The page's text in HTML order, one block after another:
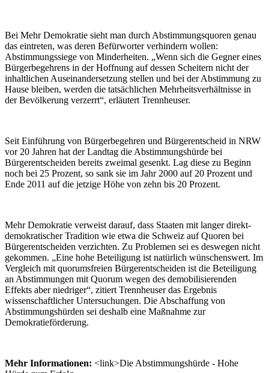
Bei Mehr Demokratie sieht man durch Abstimmungsquoren genau
das eintreten, was deren Befürworter verhindern wollen:
Abstimmungssiege von Minderheiten. „Wenn sich die Gegner eines
Bürgerbegehrens in der Hoffnung auf dessen Scheitern nicht der
inhaltlichen Auseinandersetzung stellen und bei der Abstimmung zu
Hause bleiben, werden die tatsächlichen Mehrheitsverhältnisse in
der Bevölkerung verzerrt“, erläutert Trennheuser.
Seit Einführung von Bürgerbegehren und Bürgerentscheid in NRW
vor 20 Jahren hat der Landtag die Abstimmungshürde bei
Bürgerentscheiden bereits zweimal gesenkt. Lag diese zu Beginn
noch bei 25 Prozent, so sank sie im Jahr 2000 auf 20 Prozent und
Ende 2011 auf die jetzige Höhe von zehn bis 20 Prozent.
Mehr Demokratie verweist darauf, dass Staaten mit langer direkt-
demokratischer Tradition wie etwa die Schweiz auf Quoren bei
Bürgerentscheiden verzichten. Zu Problemen sei es deswegen nicht
gekommen. „Eine hohe Beteiligung ist natürlich wünschenswert. Im
Vergleich mit quorumsfreien Bürgerentscheiden ist die Beteiligung
an Abstimmungen mit Quorum wegen des demobilisierenden
Effekts aber niedriger“, zitiert Trennheuser das Ergebnis
wissenschaftlicher Untersuchungen. Die Abschaffung von
Abstimmungshürden sei deshalb eine Maßnahme zur
Demokratieförderung.
Mehr Informationen: <link>Die Abstimmungshürde - Hohe